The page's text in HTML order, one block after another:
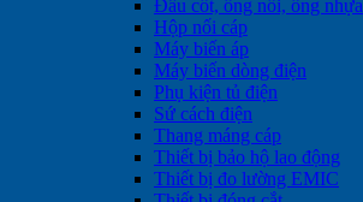
Đầu cốt, ống nối, ống nhựa
Hộp nối cáp
Máy biến áp
Máy biến dòng điện
Phụ kiện tủ điện
Sứ cách điện
Thang máng cáp
Thiết bị bảo hộ lao động
Thiết bị đo lường EMIC